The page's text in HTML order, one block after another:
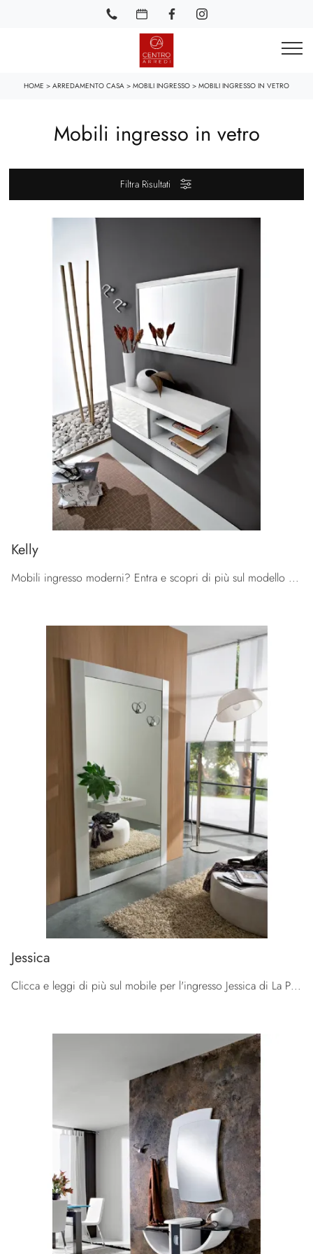
HOME > ARREDAMENTO CASA > MOBILI INGRESSO > MOBILI INGRESSO IN VETRO
Mobili ingresso in vetro
Filtra Risultati
Kelly
Mobili ingresso moderni? Entra e scopri di più sul modello Kelly in vetro del brand La Primavera per ingressi moderni.
Jessica
Clicca e leggi di più sul mobile per l'ingresso Jessica di La Primavera! Potrai allestire spazi moderni ammobiliandoli perfettamente.